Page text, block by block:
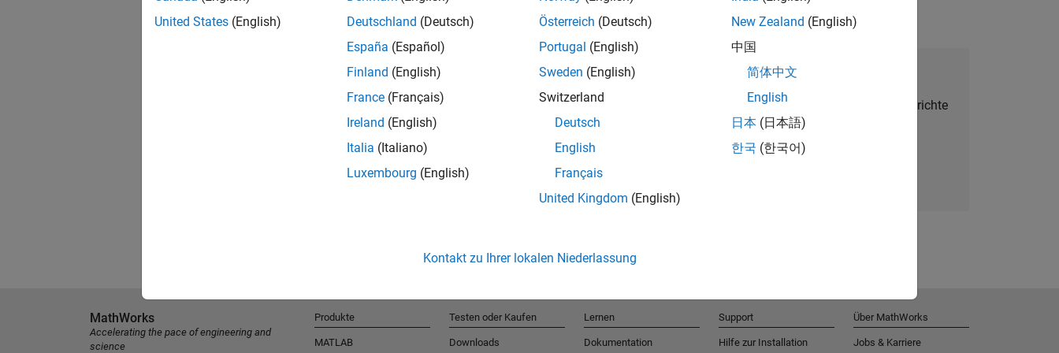
Talent Network beitreten
Erhalten Sie personalisierte Stellenangebote, Berichte
und Unternehmensneuigkeiten.
United States (English)
Deutschland (Deutsch)
España (Español)
Finland (English)
France (Français)
Ireland (English)
Italia (Italiano)
Luxembourg (English)
Österreich (Deutsch)
Portugal (English)
Sweden (English)
Switzerland
Deutsch
English
Français
United Kingdom (English)
New Zealand (English)
中国
简体中文
English
日本 (日本語)
한국 (한국어)
Kontakt zu Ihrer lokalen Niederlassung
MathWorks
Accelerating the pace of engineering and
science
Produkte
MATLAB
Testen oder Kaufen
Downloads
Lernen
Dokumentation
Support
Hilfe zur Installation
Über MathWorks
Jobs & Karriere